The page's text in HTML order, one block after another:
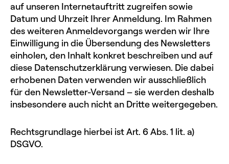
auf unseren Internetauftritt zugreifen sowie
Datum und Uhrzeit Ihrer Anmeldung. Im Rahmen
des weiteren Anmeldevorgangs werden wir Ihre
Einwilligung in die Übersendung des Newsletters
einholen, den Inhalt konkret beschreiben und auf
diese Datenschutzerklärung verwiesen. Die dabei
erhobenen Daten verwenden wir ausschließlich
für den Newsletter-Versand – sie werden deshalb
insbesondere auch nicht an Dritte weitergegeben.
Rechtsgrundlage hierbei ist Art. 6 Abs. 1 lit. a)
DSGVO.